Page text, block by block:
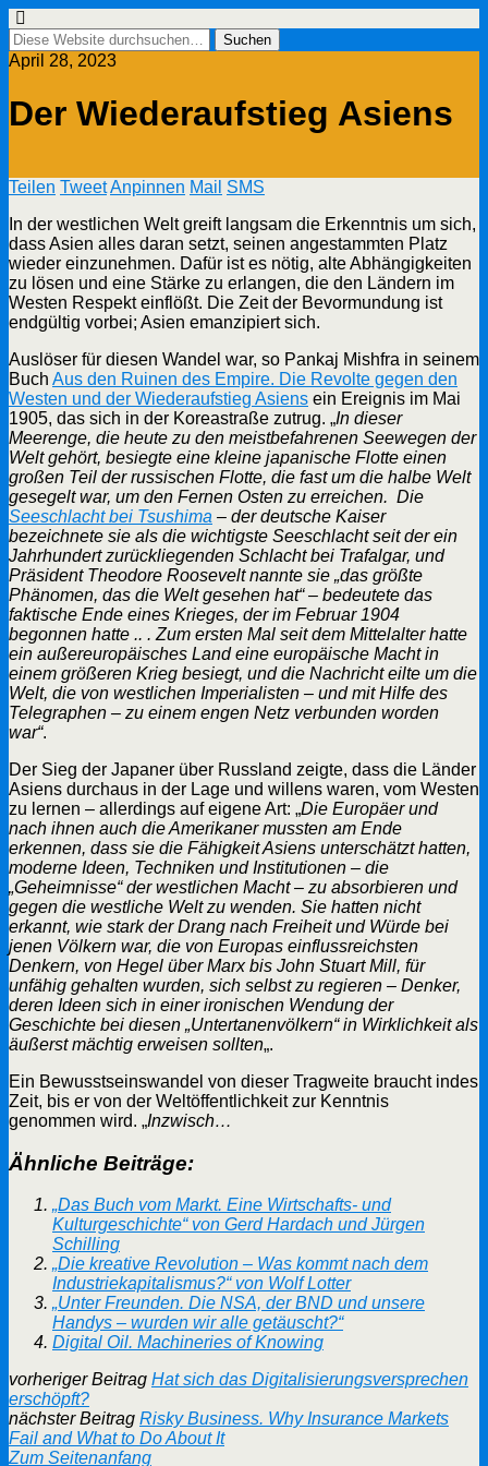
April 28, 2023
Der Wiederaufstieg Asiens
Teilen TweetAnpinnen Mail SMS
In der westlichen Welt greift langsam die Erkenntnis um sich,
dass Asien alles daran setzt, seinen angestammten Platz
wieder einzunehmen. Dafür ist es nötig, alte Abhängigkeiten
zu lösen und eine Stärke zu erlangen, die den Ländern im
Westen Respekt einflößt. Die Zeit der Bevormundung ist
endgültig vorbei; Asien emanzipiert sich.
Auslöser für diesen Wandel war, so Pankaj Mishfra in seinem
Buch Aus den Ruinen des Empire. Die Revolte gegen den
Westen und der Wiederaufstieg Asiens ein Ereignis im Mai
1905, das sich in der Koreastraße zutrug. „In dieser
Meerenge, die heute zu den meistbefahrenen Seewegen der
Welt gehört, besiegte eine kleine japanische Flotte einen
großen Teil der russischen Flotte, die fast um die halbe Welt
gesegelt war, um den Fernen Osten zu erreichen. Die
Seeschlacht bei Tsushima – der deutsche Kaiser
bezeichnete sie als die wichtigste Seeschlacht seit der ein
Jahrhundert zurückliegenden Schlacht bei Trafalgar, und
Präsident Theodore Roosevelt nannte sie „das größte
Phänomen, das die Welt gesehen hat“ – bedeutete das
faktische Ende eines Krieges, der im Februar 1904
begonnen hatte .. . Zum ersten Mal seit dem Mittelalter hatte
ein außereuropäisches Land eine europäische Macht in
einem größeren Krieg besiegt, und die Nachricht eilte um die
Welt, die von westlichen Imperialisten – und mit Hilfe des
Telegraphen – zu einem engen Netz verbunden worden
war“.
Der Sieg der Japaner über Russland zeigte, dass die Länder
Asiens durchaus in der Lage und willens waren, vom Westen
zu lernen – allerdings auf eigene Art: „Die Europäer und
nach ihnen auch die Amerikaner mussten am Ende
erkennen, dass sie die Fähigkeit Asiens unterschätzt hatten,
moderne Ideen, Techniken und Institutionen – die
„Geheimnisse“ der westlichen Macht – zu absorbieren und
gegen die westliche Welt zu wenden. Sie hatten nicht
erkannt, wie stark der Drang nach Freiheit und Würde bei
jenen Völkern war, die von Europas einflussreichsten
Denkern, von Hegel über Marx bis John Stuart Mill, für
unfähig gehalten wurden, sich selbst zu regieren – Denker,
deren Ideen sich in einer ironischen Wendung der
Geschichte bei diesen „Untertanenvölkern“ in Wirklichkeit als
äußerst mächtig erweisen sollten„.
Ein Bewusstseinswandel von dieser Tragweite braucht indes
Zeit, bis er von der Weltöffentlichkeit zur Kenntnis
genommen wird. „Inzwisch…
Ähnliche Beiträge:
„Das Buch vom Markt. Eine Wirtschafts- und
Kulturgeschichte“ von Gerd Hardach und Jürgen
Schilling
„Die kreative Revolution – Was kommt nach dem
Industriekapitalismus?“ von Wolf Lotter
„Unter Freunden. Die NSA, der BND und unsere
Handys – wurden wir alle getäuscht?“
Digital Oil. Machineries of Knowing
vorheriger Beitrag Hat sich das Digitalisierungsversprechen
erschöpft?
nächster Beitrag Risky Business. Why Insurance Markets
Fail and What to Do About It
Scroll
Zum Seitenanfang